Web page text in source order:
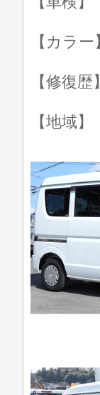
【カラ
【修復
【地域